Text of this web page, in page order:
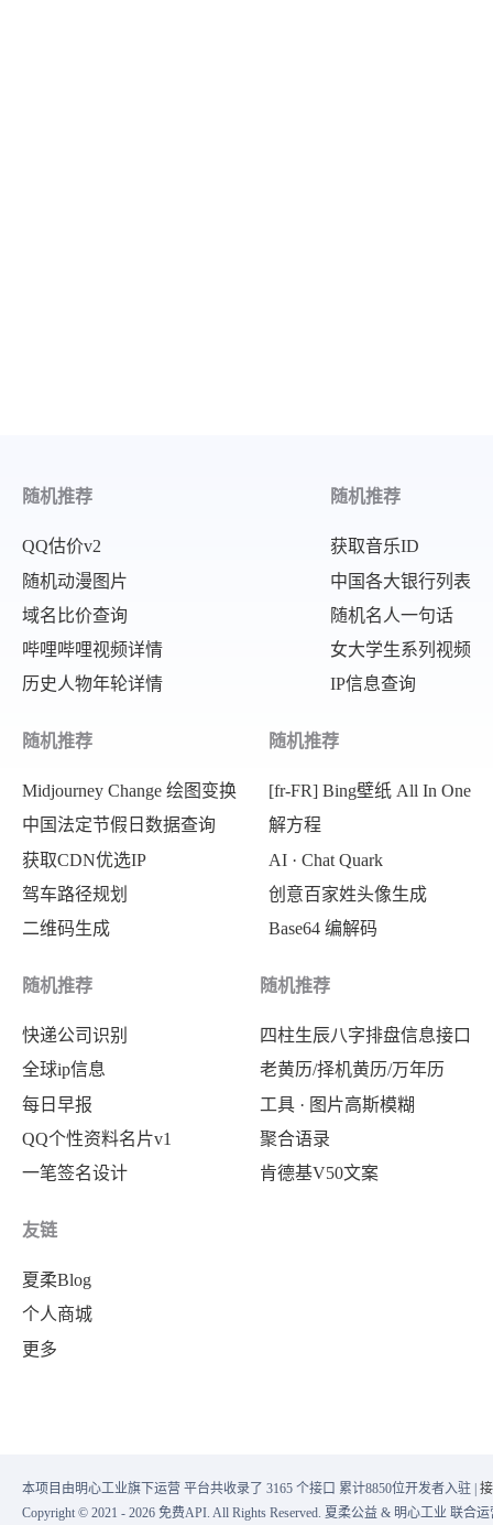
随机推荐
QQ估价v2
随机动漫图片
域名比价查询
哔哩哔哩视频详情
历史人物年轮详情
随机推荐
获取音乐ID
中国各大银行列表
随机名人一句话
女大学生系列视频
IP信息查询
随机推荐
Midjourney Change 绘图变换
中国法定节假日数据查询
获取CDN优选IP
驾车路径规划
二维码生成
随机推荐
[fr-FR] Bing壁纸 All In One
解方程
AI · Chat Quark
创意百家姓头像生成
Base64 编解码
随机推荐
快递公司识别
全球ip信息
每日早报
QQ个性资料名片v1
一笔签名设计
随机推荐
四柱生辰八字排盘信息接口
老黄历/择机黄历/万年历
工具 · 图片高斯模糊
聚合语录
肯德基V50文案
友链
夏柔Blog
个人商城
更多
本项目由明心工业旗下运营 平台共收录了 3165 个接口 累计8850位开发者入驻 |
Copyright © 2021 - 2026 免费API. All Rights Reserved. 夏柔公益 & 明心工业 联合